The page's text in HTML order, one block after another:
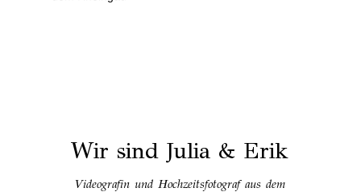
Wir sind Julia & Erik
Videografin und Hochzeitsfotograf aus dem